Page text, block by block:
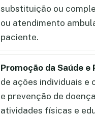
substituição ou
ou atendimento
paciente.
Promoção da Saúde e
de ações individuais e
e prevenção de
atividades físicas e